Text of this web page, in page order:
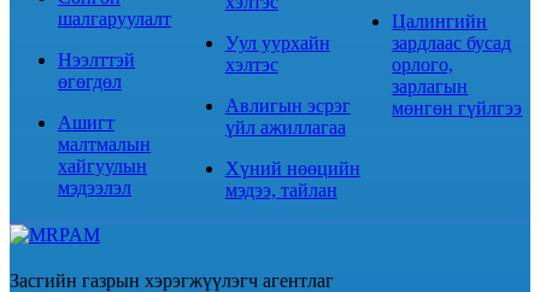
шалгаруулалт
Нээлттэй
өгөгдөл
Ашигт
малтмалын
хайгуулын
мэдээлэл
Уул уурхайн
хэлтэс
Авлигын эсрэг
үйл ажиллагаа
Хүний нөөцийн
мэдээ, тайлан
Цалингийн
зардлаас бусад
орлого,
зарлагын
мөнгөн гүйлгээ
Засгийн газрын хэрэгжүүлэгч агентлаг